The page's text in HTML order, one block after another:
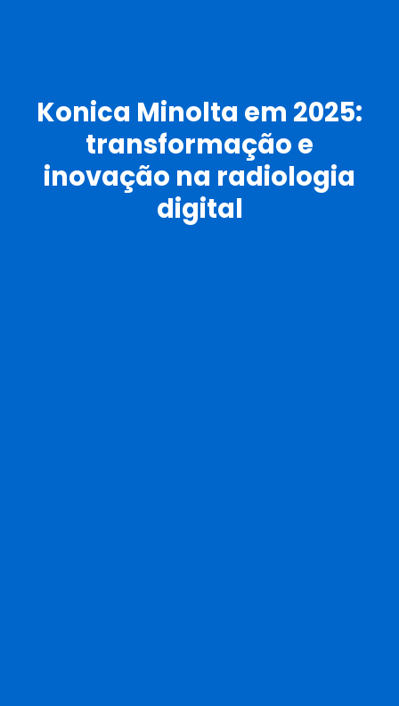
Konica Minolta em 2025:
transformação e
inovação na radiologia
digital